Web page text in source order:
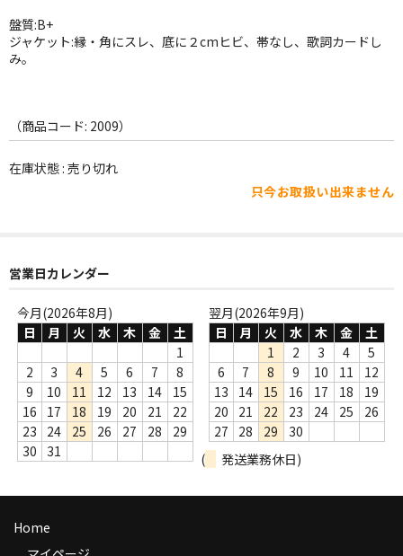
J-POP
FOLK,SSW
レア盤（1万円以上）
Webのみ no.1
Webのみ no.2
Webのみ no.3
Webのみ no.4
売り切れ
Help
送料
盤質:B+
ジャケット:縁・角にスレ、底に２cmヒビ、帯なし、歌詞カードし
み。
（商品コード: 2009）
在庫状態 : 売り切れ
只今お取扱い出来ません
営業日カレンダー
今月(2026年8月)
日
月 火 水 木 金
土
1
2
3 4 5 6 7
8
9
10 11 12 13 14
15
16
17 18 19 20 21
22
23
24 25 26 27 28
29
30
31
翌月(2026年9月)
日
月 火 水 木 金
土
1
2 3 4
5
6
7 8 9 10 11
12
13
14 15 16 17 18
19
20
21 22 23 24 25
26
27
28 29
30
(
発送業務休日)
Home